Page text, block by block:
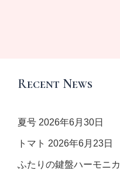
Recent News
夏号 2026年6月30日
トマト 2026年6月23日
ふたりの鍵盤ハーモニカ